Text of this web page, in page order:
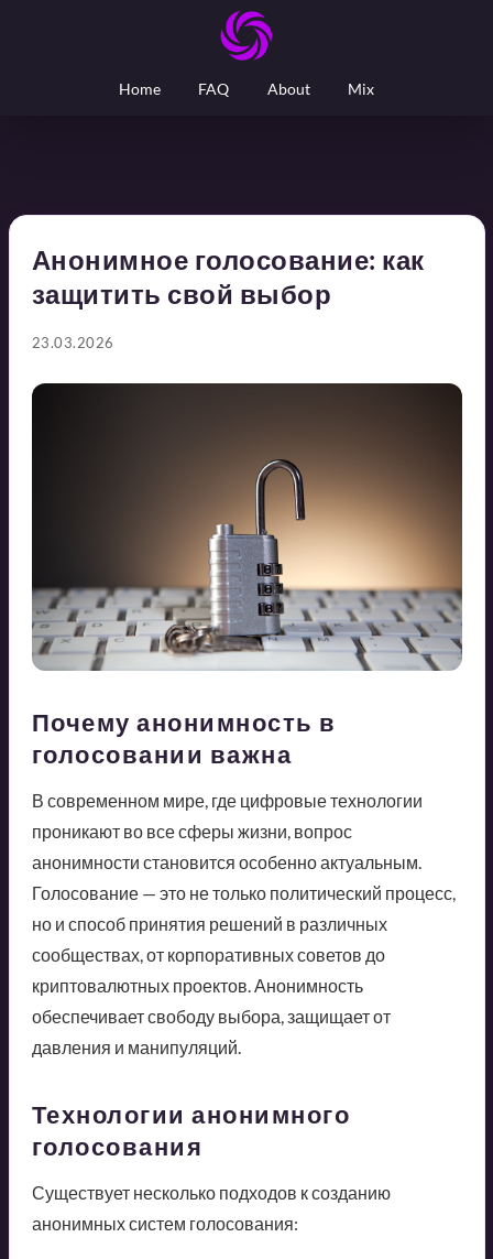
Home FAQ About Mix
Анонимное голосование: как
защитить свой выбор
23.03.2026
Почему анонимность в
голосовании важна
В современном мире, где цифровые технологии
проникают во все сферы жизни, вопрос
анонимности становится особенно актуальным.
Голосование — это не только политический процесс,
но и способ принятия решений в различных
сообществах, от корпоративных советов до
криптовалютных проектов. Анонимность
обеспечивает свободу выбора, защищает от
давления и манипуляций.
Технологии анонимного
голосования
Существует несколько подходов к созданию
анонимных систем голосования: